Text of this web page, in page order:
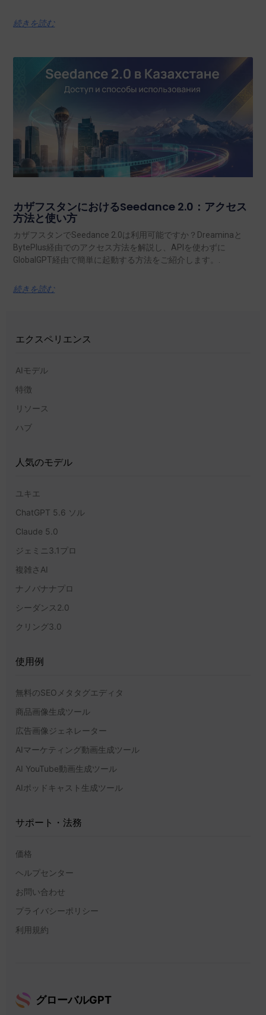
続きを読む
カザフスタンにおけるSeedance 2.0：アクセス
方法と使い方
カザフスタンでSeedance 2.0は利用可能ですか？Dreaminaと
BytePlus経由でのアクセス方法を解説し、APIを使わずに
GlobalGPT経由で簡単に起動する方法をご紹介します。.
続きを読む
エクスペリエンス
AIモデル
特徴
リソース
ハブ
人気のモデル
ユキエ
ChatGPT 5.6 ソル
Claude 5.0
ジェミニ3.1プロ
複雑さAI
ナノバナナプロ
シーダンス2.0
クリング3.0
使用例
無料のSEOメタタグエディタ
商品画像生成ツール
広告画像ジェネレーター
AIマーケティング動画生成ツール
AI YouTube動画生成ツール
AIポッドキャスト生成ツール
サポート・法務
価格
ヘルプセンター
お問い合わせ
プライバシーポリシー
利用規約
グローバルGPT